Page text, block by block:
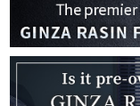
GINZA RASINのプ
送料・お支払方法